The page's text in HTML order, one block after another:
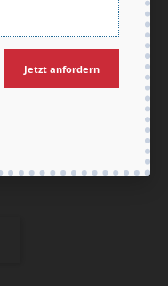
Jetzt anfordern